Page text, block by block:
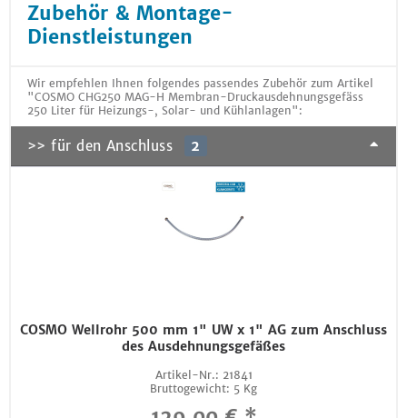
Zubehör & Montage-
Dienstleistungen
Wir empfehlen Ihnen folgendes passendes Zubehör zum Artikel
"COSMO CHG250 MAG-H Membran-Druckausdehnungsgefäss
250 Liter für Heizungs-, Solar- und Kühlanlagen":
>> für den Anschluss 2
COSMO Wellrohr 500 mm 1" UW x 1" AG zum Anschluss
des Ausdehnungsgefäßes
Artikel-Nr.: 21841
Bruttogewicht: 5 Kg